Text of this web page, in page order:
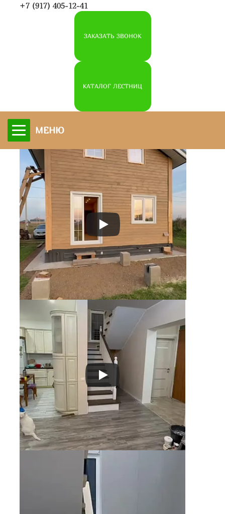
+7 (917) 405-12-41
ЗАКАЗАТЬ ЗВОНОК
КАТАЛОГ ЛЕСТНИЦ
деревянные лестницы•изготовление
•монтаж•обшивка•покраска
Брент Вуд
Звонки ежедневно
с 07:00 до 23:00
МЕНЮ